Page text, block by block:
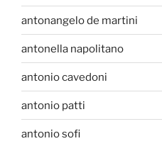
antonangelo de martini
antonella napolitano
antonio cavedoni
antonio patti
antonio sofi